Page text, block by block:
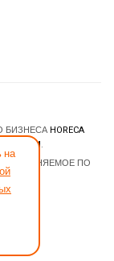
на
БИЗНЕСА HORECA
.
ПО